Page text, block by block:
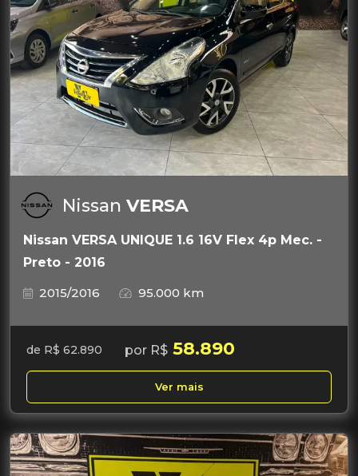
Nissan VERSA
Nissan VERSA UNIQUE 1.6 16V Flex 4p Mec. -
Preto - 2016
2015/2016
95.000 km
de R$ 62.890 por R$ 58.890
Ver mais